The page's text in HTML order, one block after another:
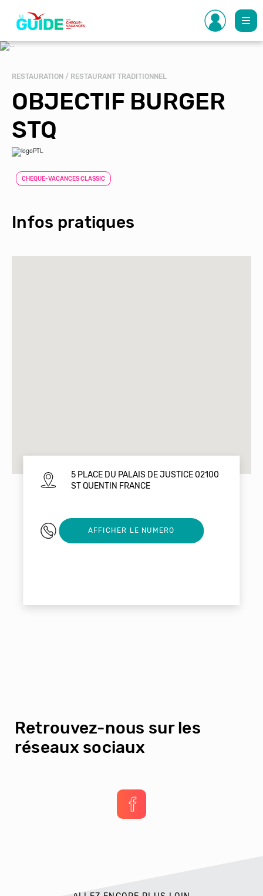
contenu
principal
RESTAURATION / RESTAURANT TRADITIONNEL
OBJECTIF BURGER
STQ
CHEQUE-VACANCES CLASSIC
Infos pratiques
5 PLACE DU PALAIS DE JUSTICE 02100
ST QUENTIN FRANCE
0636747064
AFFICHER LE NUMERO
Retrouvez-nous sur les
réseaux sociaux